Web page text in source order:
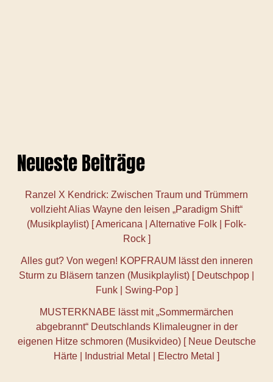
Neueste Beiträge
Ranzel X Kendrick: Zwischen Traum und Trümmern
vollzieht Alias Wayne den leisen „Paradigm Shift“
(Musikplaylist) [ Americana | Alternative Folk | Folk-
Rock ]
Alles gut? Von wegen! KOPFRAUM lässt den inneren
Sturm zu Bläsern tanzen (Musikplaylist) [ Deutschpop |
Funk | Swing-Pop ]
MUSTERKNABE lässt mit „Sommermärchen
abgebrannt“ Deutschlands Klimaleugner in der
eigenen Hitze schmoren (Musikvideo) [ Neue Deutsche
Härte | Industrial Metal | Electro Metal ]